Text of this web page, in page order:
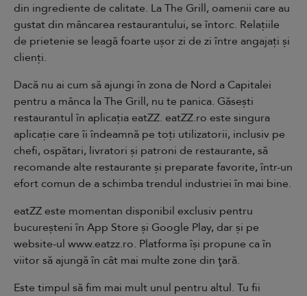
din ingrediente de calitate. La The Grill, oamenii care au
gustat din mâncarea restaurantului, se întorc. Relațiile
de prietenie se leagă foarte ușor zi de zi între angajați și
clienți.
Dacă nu ai cum să ajungi în zona de Nord a Capitalei
pentru a mânca la The Grill, nu te panica. Găsești
restaurantul în aplicația eatZZ. eatZZ.ro este singura
aplicație care îi îndeamnă pe toți utilizatorii, inclusiv pe
chefi, ospătari, livratori și patroni de restaurante, să
recomande alte restaurante și preparate favorite, într-un
efort comun de a schimba trendul industriei în mai bine.
eatZZ este momentan disponibil exclusiv pentru
bucureșteni în App Store și Google Play, dar și pe
website-ul www.eatzz.ro. Platforma îşi propune ca în
viitor să ajungă în cât mai multe zone din ţară.
Este timpul să fim mai mult unul pentru altul. Tu fii